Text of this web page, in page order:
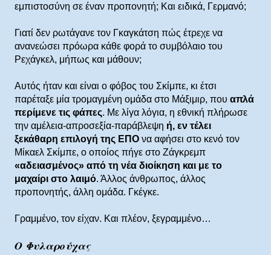
εμπιστοσύνη σε έναν προπονητή; Και ειδικά, Γερμανό;
Γιατί δεν ρωτάγανε τον Γκαγκάτση πώς έτρεχε να
ανανεώσει πρόωρα κάθε φορά το συμβόλαιο του
Ρεχάγκελ, μήπως και μάθουν;
Αυτός ήταν και είναι ο φόβος του Σκίμπε, κι έτσι
παρέταξε μία τρομαγμένη ομάδα στο Μάξιμιρ, που απλά
περίμενε τις φάπες. Με λίγα λόγια, η εθνική πλήρωσε
την αμέλεια-απροσεξία-παράβλεψη ή, εν τέλει
ξεκάθαρη επιλογή της ΕΠΟ να αφήσει στο κενό τον
Μίκαελ Σκίμπε, ο οποίος πήγε στο Ζάγκρεμπ
«αδειασμένος» από τη νέα διοίκηση και με το
μαχαίρι στο λαιμό. Άλλος άνθρωπος, άλλος
προπονητής, άλλη ομάδα. Γκέγκε.
Γραμμένο, τον είχαν. Και πλέον, ξεγραμμένο…
Ο Φυλαρούχας